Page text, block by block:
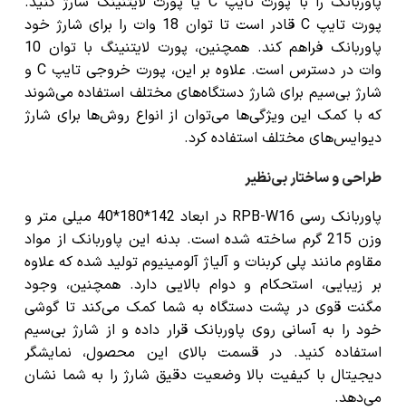
پورت تایپ C قادر است تا توان 18 وات را برای شارژ خود
پاوربانک فراهم کند. همچنین، پورت لایتنینگ با توان 10
وات در دسترس است. علاوه بر این، پورت خروجی تایپ C
و
شارژ بی‌سیم برای شارژ دستگاه‌های مختلف استفاده می‌شوند
که با کمک این ویژگی‌ها می‌توان از انواع روش‌ها برای شارژ
دیوایس‌های مختلف استفاده کرد.
طراحی و ساختار بی‌نظیر
پاوربانک رسی RPB-W16
در ابعاد 142*180*40 میلی متر و
وزن 215 گرم ساخته شده است. بدنه این پاوربانک از مواد
مقاوم مانند پلی کربنات و آلیاژ آلومینیوم تولید شده که علاوه
بر زیبایی، استحکام و دوام بالایی دارد. همچنین، وجود
مگنت قوی در پشت دستگاه به شما کمک می‌کند تا گوشی
خود را به آسانی روی پاوربانک قرار داده و از شارژ بی‌سیم
استفاده کنید. در قسمت بالای این محصول، نمایشگر
دیجیتالبا کیفیت بالا وضعیت دقیق شارژ را به شما نشان
می‌دهد.